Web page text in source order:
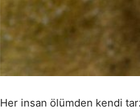
Her insan ölümden kendi